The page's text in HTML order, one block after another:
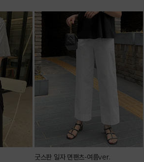
굿스판 일자 면팬츠-여름ver.